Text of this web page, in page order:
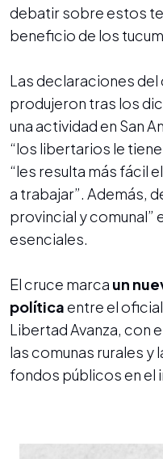
debatir sobre estos
beneficio de los
Las declaraciones
produjeron tras los
una actividad en San
“los libertarios le
“les resulta más fácil
a trabajar”. Además,
provincial y comunal”
esenciales.
El cruce marca un
políticaentre el
Libertad Avanza, con
las comunas rurales y
fondos públicos en el